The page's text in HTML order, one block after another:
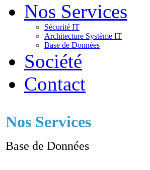
Nos Services
Sécurité IT
Architecture Système IT
Base de Données
Société
Contact
Nos Services
Base de Données